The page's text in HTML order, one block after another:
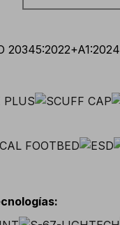
20345:2022+A1:2024
: